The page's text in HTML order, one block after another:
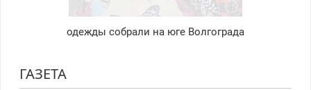
одежды собрали на юге Волгограда
ГАЗЕТА